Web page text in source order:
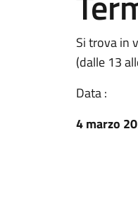
Si trova in
(dalle 13
Data :
4 marzo